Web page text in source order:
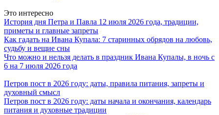
Это интересно
История дня Петра и Павла 12 июля 2026 года, традиции,
приметы и главные запреты
Как гадать на Ивана Купала: 7 старинных обрядов на любовь,
судьбу и вещие сны
Что можно и нельзя делать в праздник Ивана Купалы, в ночь с
6 на 7 июля 2026 года
Петров пост в 2026 году: даты, правила питания, запреты и
духовный смысл
Петров пост в 2026 году: даты начала и окончания, календарь
питания и духовные традиции